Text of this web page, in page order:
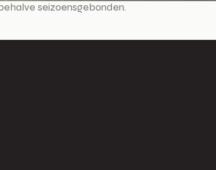
seizoensgebonden.